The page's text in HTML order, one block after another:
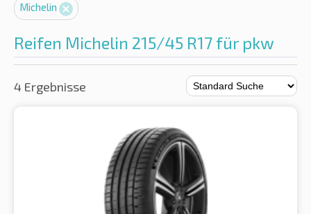
Michelin
Reifen Michelin 215/45 R17 für pkw
4 Ergebnisse